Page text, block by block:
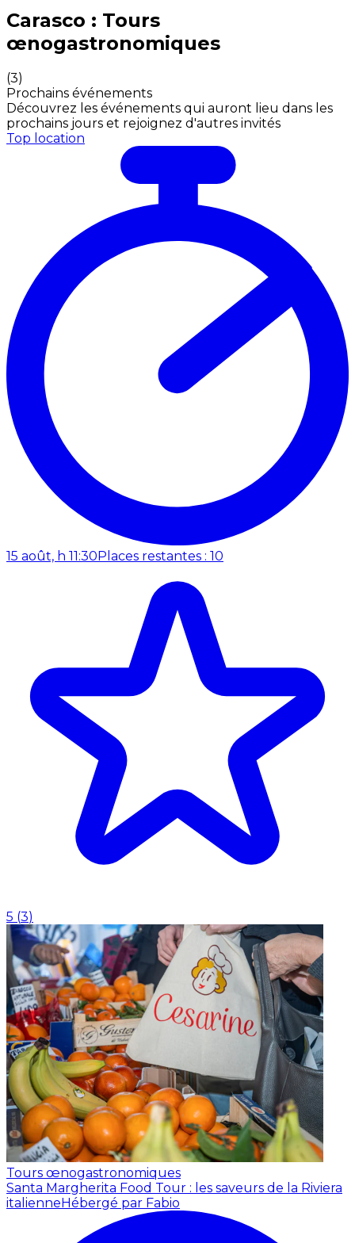
Expériences culinaires inoubliables : Expériences
Carasco : Tours
œnogastronomiques
(3)
Prochains événements
Découvrez les événements qui auront lieu dans les
prochains jours et rejoignez d'autres invités
Top location
15 août, h 11:30 Places restantes : 10
5 (3)
Tours œnogastronomiques
Santa Margherita Food Tour : les saveurs de la Riviera
italienne Hébergé par Fabio